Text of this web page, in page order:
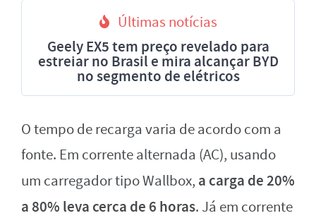
Últimas notícias
Geely EX5 tem preço revelado para
estreiar no Brasil e mira alcançar BYD
no segmento de elétricos
O tempo de recarga varia de acordo com a
fonte. Em corrente alternada (AC), usando
um carregador tipo Wallbox, a carga de 20%
a 80% leva cerca de 6 horas. Já em corrente